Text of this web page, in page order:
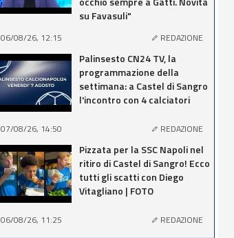
su Favasuli"
06/08/26, 12:15 REDAZIONE
Palinsesto CN24 TV, la
programmazione della
settimana: a Castel di Sangro
l'incontro con 4 calciatori
07/08/26, 14:50 REDAZIONE
Pizzata per la SSC Napoli nel
ritiro di Castel di Sangro! Ecco
tutti gli scatti con Diego
Vitagliano | FOTO
06/08/26, 11:25 REDAZIONE